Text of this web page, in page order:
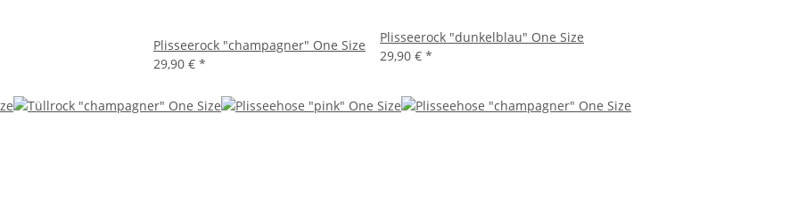
Plisseerock "champagner" One Size
29,90 € *
Plisseerock "dunkelblau" One Size
29,90 € *